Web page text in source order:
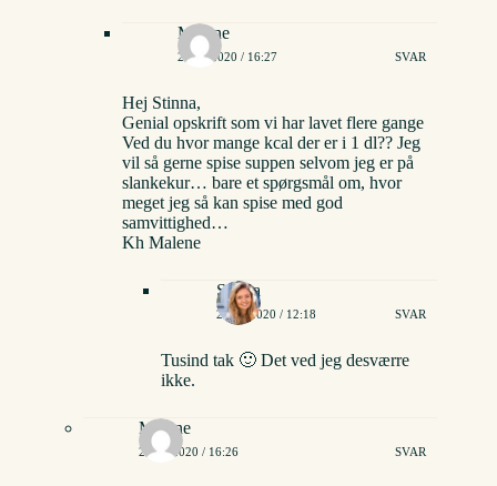
Malene
24/01/2020 / 16:27 SVAR
Hej Stinna,
Genial opskrift som vi har lavet flere gange
Ved du hvor mange kcal der er i 1 dl?? Jeg
vil så gerne spise suppen selvom jeg er på
slankekur… bare et spørgsmål om, hvor
meget jeg så kan spise med god
samvittighed…
Kh Malene
Stinna
26/01/2020 / 12:18 SVAR
Tusind tak 🙂 Det ved jeg desværre
ikke.
Malene
24/01/2020 / 16:26 SVAR